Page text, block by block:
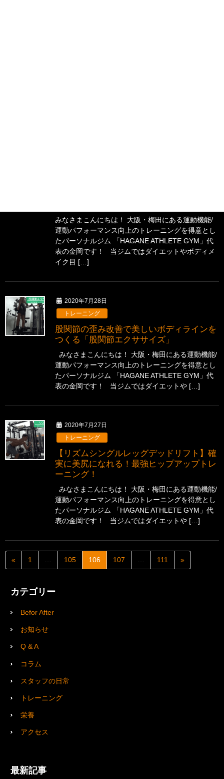
みなさまこんにちは！ 大阪・梅田にある運動機能/
運動パフォーマンス向上のトレーニングを得意とし
たパーソナルジム 「HAGANE ATHLETE GYM」代
表の金岡です！ 当ジムではダイエットやボディメ
イク目 […]
2020年7月28日
トレーニング
股関節の歪み改善で美しいボディラインを
つくる「股関節エクササイズ」
みなさまこんにちは！ 大阪・梅田にある運動機能/
運動パフォーマンス向上のトレーニングを得意とし
たパーソナルジム 「HAGANE ATHLETE GYM」代
表の金岡です！ 当ジムではダイエットや […]
2020年7月27日
トレーニング
【リズムシングルレッグデッドリフト】確
実に美尻になれる！最強ヒップアップトレ
ーニング！
みなさまこんにちは！ 大阪・梅田にある運動機能/
運動パフォーマンス向上のトレーニングを得意とし
たパーソナルジム 「HAGANE ATHLETE GYM」代
表の金岡です！ 当ジムではダイエットや […]
« 1 105 106 107 111 »
カテゴリー
Befor After
お知らせ
Q & A
コラム
スタッフの日常
トレーニング
栄養
アクセス
最新記事